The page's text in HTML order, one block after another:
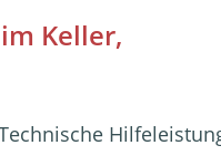
Keller,